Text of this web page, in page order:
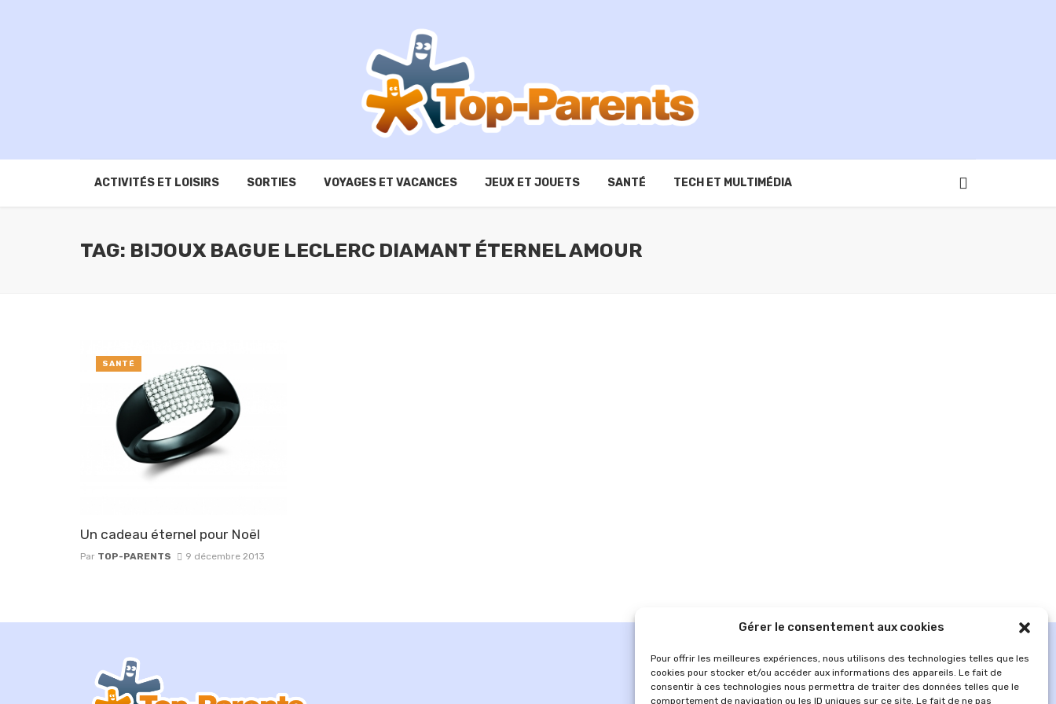
Gérer le consentement aux cookies
Pour offrir les meilleures expériences, nous utilisons des technologies telles que les
cookies pour stocker et/ou accéder aux informations des appareils. Le fait de
consentir à ces technologies nous permettra de traiter des données telles que le
comportement de navigation ou les ID uniques sur ce site. Le fait de ne pas
ACTIVITÉS ET LOISIRS SORTIES VOYAGES ET VACANCES JEUX ET JOUETS SANTÉ TECH ET MULTIMÉDIA
TAG: BIJOUX BAGUE LECLERC DIAMANT ÉTERNEL AMOUR
Un cadeau éternel pour Noël
Par TOP-PARENTS 9 décembre 2013
SANTÉ